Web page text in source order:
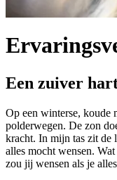
Een zuiver
Op een winterse, koude
polderwegen. De zon
kracht. In mijn tas zit de
alles mocht wensen.
zou jij wensen als je